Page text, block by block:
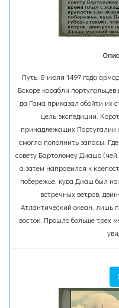
Путь. 8 июля 1497 года
Вскоре корабли
да Гама приказал обойти их
цель экспедиции.
принадлежащих Португалии
смогла пополнить запасы.
совету Бартоломеу Диаша
а затем направился к
побережье, куда Диаш был
встречных ветров,
Атлантический океан, лишь
восток. Прошло больше трех